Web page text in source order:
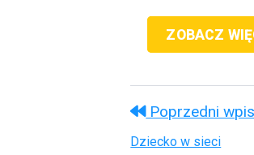
ZOBACZ
Poprzedni wpis
Dziecko w sieci